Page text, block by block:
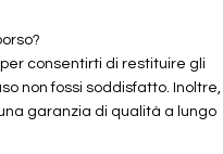
consentirti di restituire gli
non fossi soddisfatto. Inoltre,
garanzia di qualità a lungo